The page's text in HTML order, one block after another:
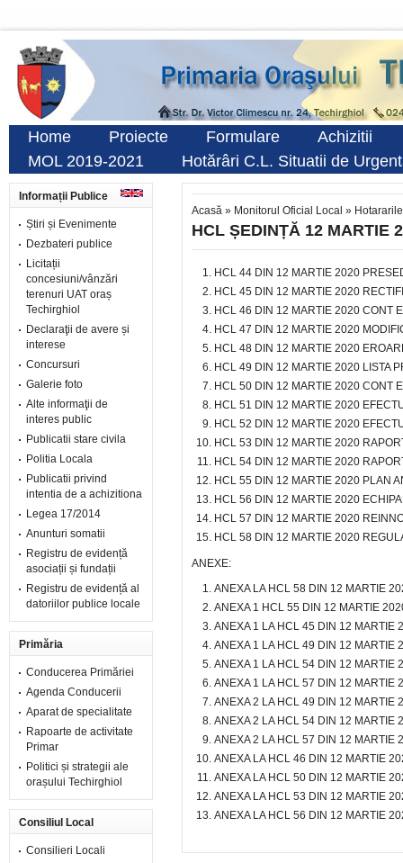
Home Proiecte Formulare
Achizitii
MOL 2019-2021
Hotărâri C.L. Situatii de
Informații Publice
Știri și Evenimente
Dezbateri publice
Licitații
concesiuni/vânzări
terenuri UAT oraș
Techirghiol
Declaraţii de avere și
interese
Concursuri
Galerie foto
Alte informaţii de
interes public
Publicatii stare civila
Politia Locala
Publicatii privind
intentia de a achizitiona
Legea 17/2014
Anunturi somatii
Registru de evidență
asociații și fundații
Registru de evidență al
datoriilor publice locale
Primăria
Conducerea Primăriei
Agenda Conducerii
Aparat de specialitate
Rapoarte de activitate
Primar
Politici și strategii ale
orașului Techirghiol
Consiliul Local
Consilieri Locali
Acasă » Monitorul Oficial Local »
HCL ȘEDINȚĂ 12 MARTIE
HCL 44 DIN 12 MARTIE 2020
HCL 45 DIN 12 MARTIE 2020
HCL 46 DIN 12 MARTIE 2020 CONT
HCL 47 DIN 12 MARTIE 2020
HCL 48 DIN 12 MARTIE 2020
HCL 49 DIN 12 MARTIE 2020 LISTA
HCL 50 DIN 12 MARTIE 2020 CONT
HCL 51 DIN 12 MARTIE 2020
HCL 52 DIN 12 MARTIE 2020
HCL 53 DIN 12 MARTIE 2020
HCL 54 DIN 12 MARTIE 2020
HCL 55 DIN 12 MARTIE 2020 PLAN
HCL 56 DIN 12 MARTIE 2020
HCL 57 DIN 12 MARTIE 2020
HCL 58 DIN 12 MARTIE 2020
ANEXE:
ANEXA LA HCL 58 DIN 12 MARTIE
ANEXA 1 HCL 55 DIN 12 MARTIE
ANEXA 1 LA HCL 45 DIN 12 MARTIE
ANEXA 1 LA HCL 49 DIN 12 MARTIE
ANEXA 1 LA HCL 54 DIN 12 MARTIE
ANEXA 1 LA HCL 57 DIN 12 MARTIE
ANEXA 2 LA HCL 49 DIN 12 MARTIE
ANEXA 2 LA HCL 54 DIN 12 MARTIE
ANEXA 2 LA HCL 57 DIN 12 MARTIE
ANEXA LA HCL 46 DIN 12 MARTIE
ANEXA LA HCL 50 DIN 12 MARTIE
ANEXA LA HCL 53 DIN 12 MARTIE
ANEXA LA HCL 56 DIN 12 MARTIE